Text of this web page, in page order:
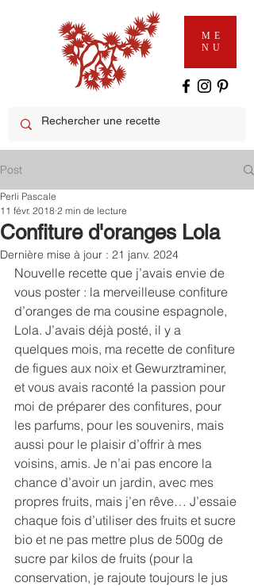
ME
NU
Post
Confiture d'oranges Lola
Perli Pascale
11 févr. 2018 2 min de lecture
Dernière mise à jour : 21 janv. 2024
Nouvelle recette que j’avais envie de
vous poster : la merveilleuse confiture
d’oranges de ma cousine espagnole,
Lola. J’avais déjà posté, il y a
quelques mois, ma recette de confiture
de figues aux noix et Gewurztraminer,
et vous avais raconté la passion pour
moi de préparer des confitures, pour
les parfums, pour les souvenirs, mais
aussi pour le plaisir d’offrir à mes
voisins, amis. Je n’ai pas encore la
chance d’avoir un jardin, avec mes
propres fruits, mais j’en rêve… J’essaie
chaque fois d’utiliser des fruits et sucre
bio et ne pas mettre plus de 500g de
sucre par kilos de fruits (pour la
conservation, je rajoute toujours le jus